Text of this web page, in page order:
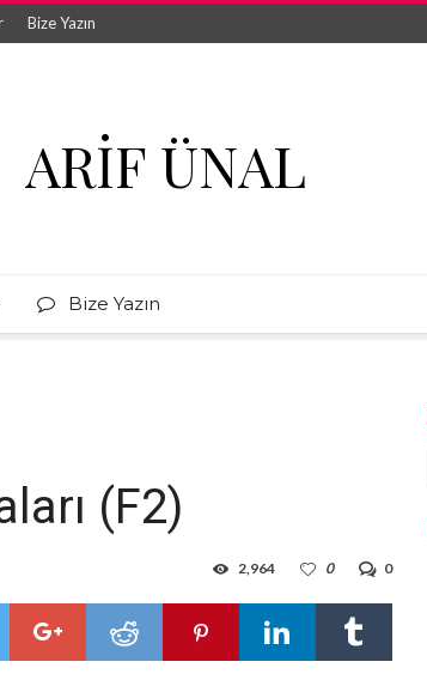
Bize Yazın
ARIF ÜNAL
Bize Yazın
(F2)
0
0
2,964